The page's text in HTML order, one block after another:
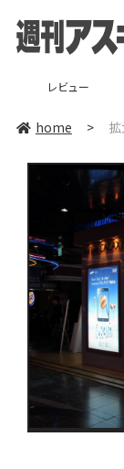
レビュー
home >